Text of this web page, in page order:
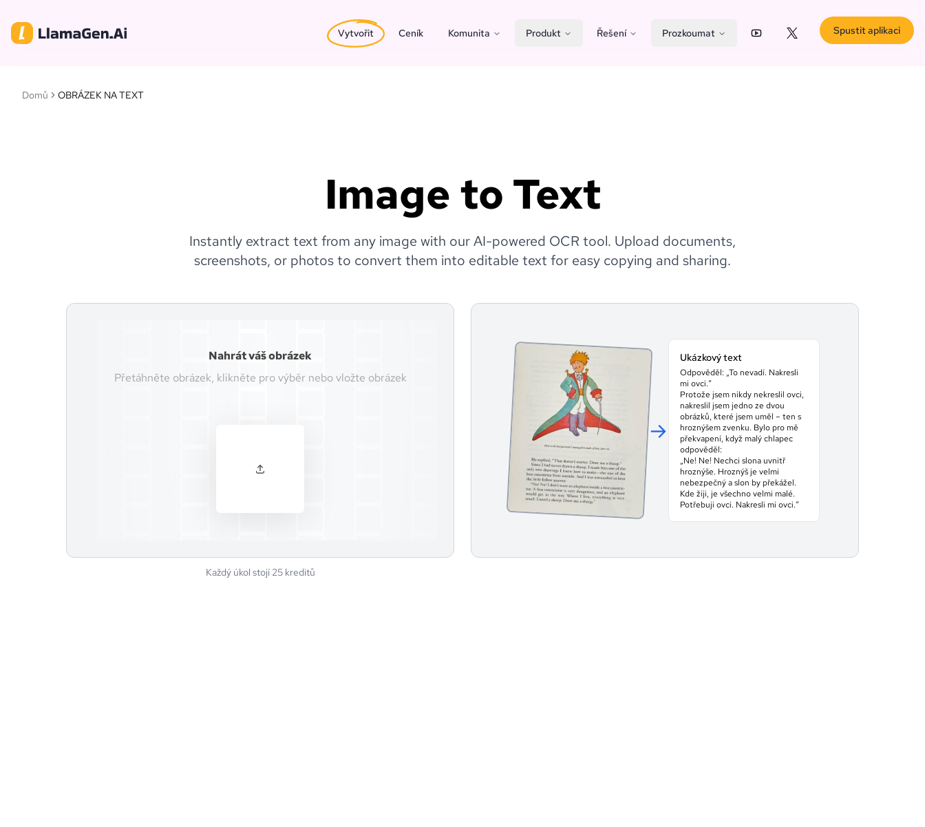
Vytvořit Ceník Komunita Produkt Řešení Prozkoumat YouTubeX (Twitter)
Spustit aplikaci
Domů OBRÁZEK NA TEXT
Image to Text
Instantly extract text from any image with our AI-powered OCR tool. Upload documents,
screenshots, or photos to convert them into editable text for easy copying and sharing.
Nahrát váš obrázek
Přetáhněte obrázek, klikněte pro výběr nebo vložte obrázek
Každý úkol stojí 25 kreditů
→
Ukázkový text
Odpověděl: „To nevadí. Nakresli
mi ovci.“
Protože jsem nikdy nekreslil ovci,
nakreslil jsem jedno ze dvou
obrázků, které jsem uměl – ten s
hroznýšem zvenku. Bylo pro mě
překvapení, když malý chlapec
odpověděl:
„Ne! Ne! Nechci slona uvnitř
hroznýše. Hroznýš je velmi
nebezpečný a slon by překážel.
Kde žiji, je všechno velmi malé.
Potřebuji ovci. Nakresli mi ovci.“